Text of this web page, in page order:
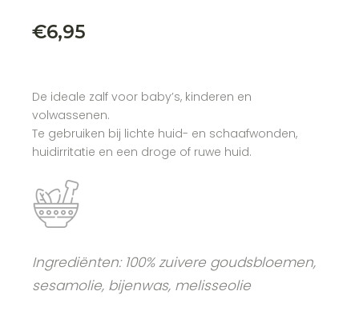
€6,95
De ideale zalf voor baby’s, kinderen en
volwassenen.
Te gebruiken bij lichte huid- en schaafwonden,
huidirritatie en een droge of ruwe huid.
Ingrediënten: 100% zuivere goudsbloemen,
sesamolie, bijenwas, melisseolie